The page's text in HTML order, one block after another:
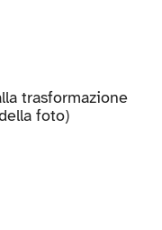
trasformazione
foto)